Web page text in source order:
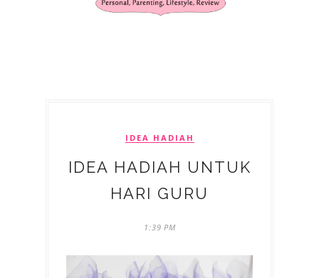
IDEA HADIAH
IDEA HADIAH UNTUK
HARI GURU
1:39 PM